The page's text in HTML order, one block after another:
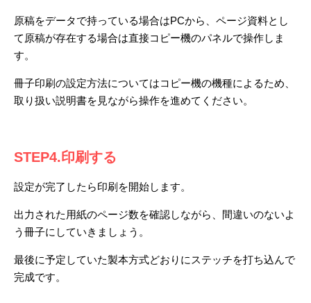
原稿をデータで持っている場合はPCから、ページ資料とし
て原稿が存在する場合は直接コピー機のパネルで操作しま
す。
冊子印刷の設定方法についてはコピー機の機種によるため、
取り扱い説明書を見ながら操作を進めてください。
STEP4.印刷する
設定が完了したら印刷を開始します。
出力された用紙のページ数を確認しながら、間違いのないよ
う冊子にしていきましょう。
最後に予定していた製本方式どおりにステッチを打ち込んで
完成です。